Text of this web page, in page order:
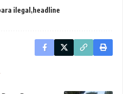
ilegal headline